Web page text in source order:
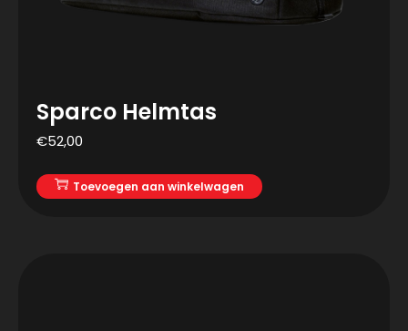
Sparco Helmtas
€52,00
Toevoegen aan winkelwagen